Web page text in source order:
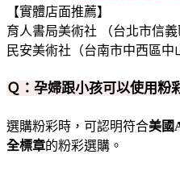
【實體店面推薦】
育人書局美術社 （台北市信義
民安美術社（台南市中西區中
Ｑ：孕婦跟小孩可以使用粉
選購粉彩時，可認明符合美國
全標章的粉彩選購。